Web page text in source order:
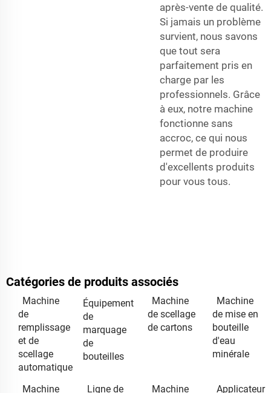
après-vente de qualité.
Si jamais un problème
survient, nous savons
que tout sera
parfaitement pris en
charge par les
professionnels. Grâce
à eux, notre machine
fonctionne sans
accroc, ce qui nous
permet de produire
d'excellents produits
pour vous tous.
Catégories de produits associés
Machine
de
remplissage
et de
scellage
automatique
Équipement
de
marquage
de
bouteilles
Machine
de scellage
de cartons
Machine
de mise en
bouteille
d'eau
minérale
Machine
Ligne de
Machine
Applicateur